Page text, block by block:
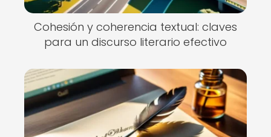
Cohesión y coherencia textual: claves
para un discurso literario efectivo